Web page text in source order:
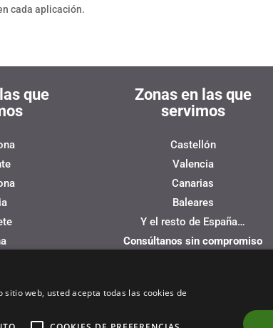
cada aplicación.
que
Zonas en las que
servimos
Castellón
Valencia
Canarias
Baleares
Y el resto de España…
Consúltanos sin compromiso
web, usted acepta todas las cookies de